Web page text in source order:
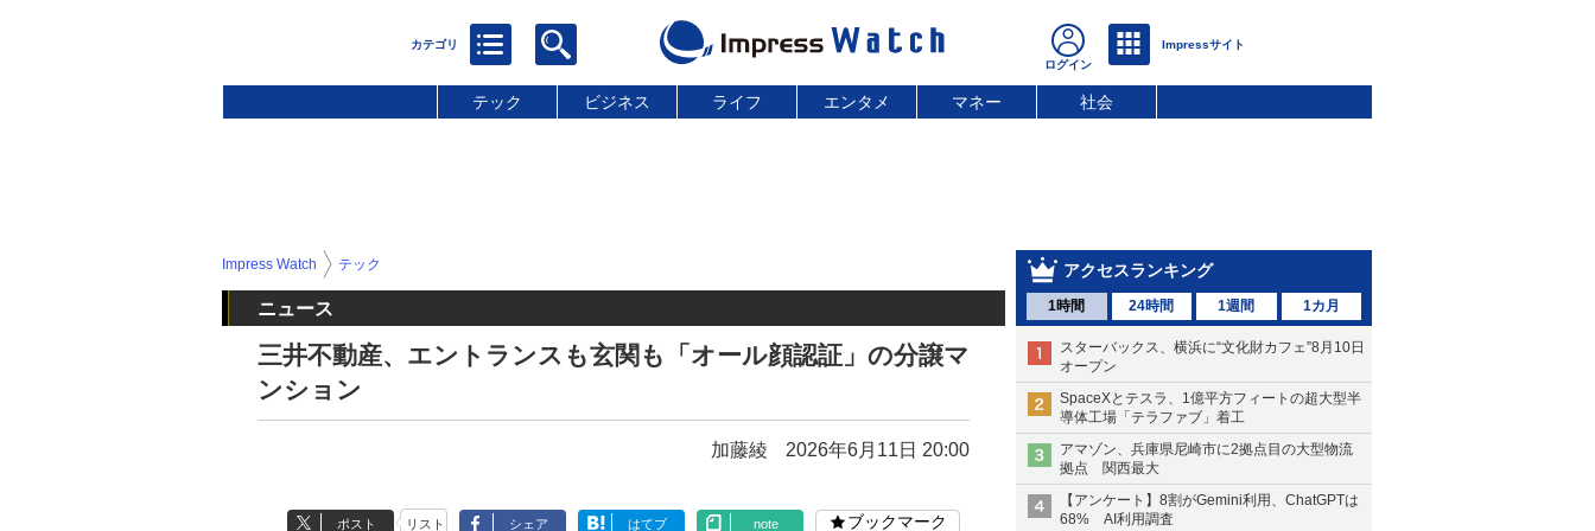
テック ビジネス ライフ エンタメ マネー 社会
アクセスランキング
1時間 24時間 1週間 1カ月
スターバックス、横浜に“文化財カフェ”8月10日
オープン
SpaceXとテスラ、1億平方フィートの超大型半
導体工場「テラファブ」着工
アマゾン、兵庫県尼崎市に2拠点目の大型物流
拠点 関西最大
【アンケート】8割がGemini利用、ChatGPTは
68% AI利用調査
Impress Watch テック
ニュース
三井不動産、エントランスも玄関も「オール顔認証」の分譲マ
ンション
加藤綾 2026年6月11日 20:00
ポスト リスト シェア はてブ note ブックマーク